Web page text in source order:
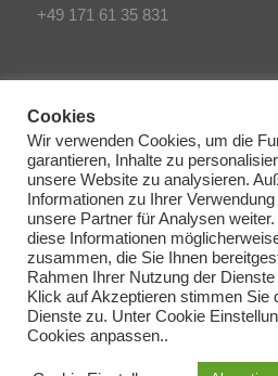
+49 171 61 35 831
SONSTIGES
AGB/Impressum
Haftungsausschluss
Datenschutzerklärung
Cookie Richtlinien
Cookies
Wir verwenden Cookies, um die
garantieren, Inhalte zu
unsere Website zu analysieren.
Informationen zu Ihrer
unsere Partner für Analysen
diese Informationen
zusammen, die Sie Ihnen
Rahmen Ihrer Nutzung der
Klick auf Akzeptieren stimmen Sie
Dienste zu. Unter Cookie
Cookies anpassen..